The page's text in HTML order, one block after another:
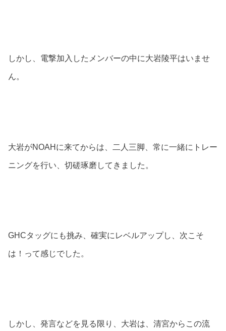
しかし、電撃加入したメンバーの中に大岩陵平はいませ
ん。
大岩がNOAHに来てからは、二人三脚、常に一緒にトレー
ニングを行い、切磋琢磨してきました。
GHCタッグにも挑み、確実にレベルアップし、次こそ
は！って感じでした。
しかし、発言などを見る限り、大岩は、清宮からこの流